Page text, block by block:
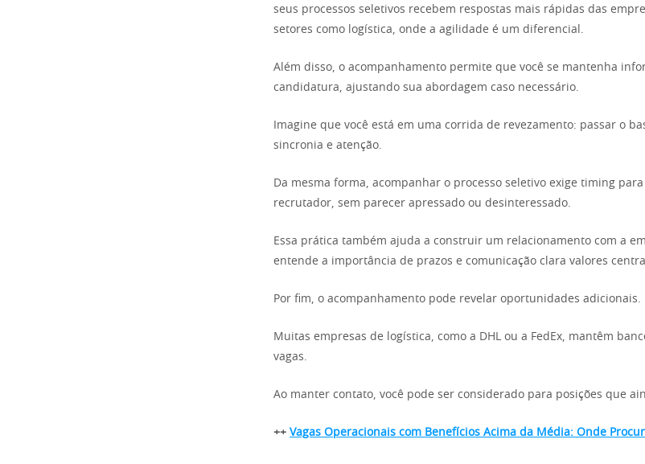
seus processos seletivos recebem respostas mais rápidas das
setores como logística, onde a agilidade é um diferencial.
Além disso, o acompanhamento permite que você se mantenha
candidatura, ajustando sua abordagem caso necessário.
Imagine que você está em uma corrida de revezamento: passar o
sincronia e atenção.
Da mesma forma, acompanhar o processo seletivo exige timing
recrutador, sem parecer apressado ou desinteressado.
Essa prática também ajuda a construir um relacionamento com a
entende a importância de prazos e comunicação clara valores
Por fim, o acompanhamento pode revelar oportunidades adicionais.
Muitas empresas de logística, como a DHL ou a FedEx, mantêm
vagas.
Ao manter contato, você pode ser considerado para posições que
++ Vagas Operacionais com Benefícios Acima da Média: Onde